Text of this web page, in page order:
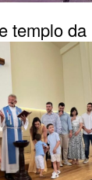
templo da